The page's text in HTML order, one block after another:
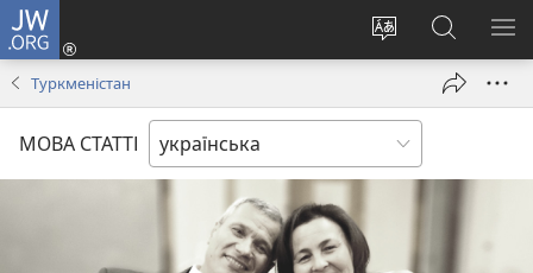
JW.ORG
Змінити
Увійти
(відкривається
вікні)
Пошук
на
сайті
Туркменістан
МОВА СТАТТІ